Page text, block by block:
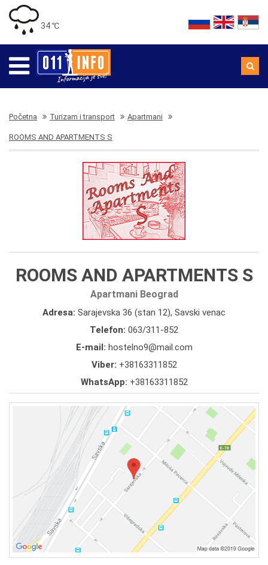
34 ℃
Početna Turizam i transport Apartmani
ROOMS AND APARTMENTS S
ROOMS AND APARTMENTS S
Apartmani Beograd
Adresa: Sarajevska 36 (stan 12), Savski venac
Telefon: 063/311-852
E-mail: hostelno9@mail.com
Viber: +38163311852
WhatsApp: +38163311852